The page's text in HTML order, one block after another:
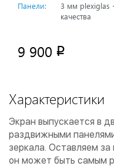
Панели:
3 мм plexiglas
качества
9 900 p
Характеристики
Экран выпускается в
раздвижными
зеркала. Оставляем
он может быть самым